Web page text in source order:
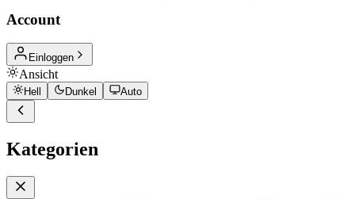
Account
Einloggen
Ansicht
Hell Dunkel Auto
Kategorien